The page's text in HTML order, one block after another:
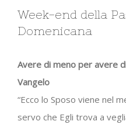
Week-end della
Domenicana
Avere di meno per avere
Vangelo
“Ecco lo Sposo viene nel
servo che Egli trova a